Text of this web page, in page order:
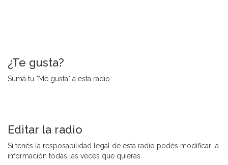
¿Te gusta?
Sumá tu "Me gusta" a esta radio.
Editar la radio
Si tenés la resposabilidad legal de esta radio podés modificar la
información todas las veces que quieras.